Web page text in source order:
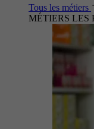
Tous les métiers
MÉTIERS LES